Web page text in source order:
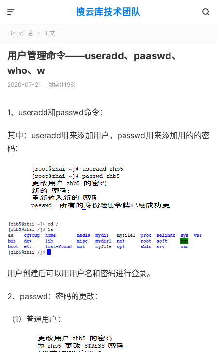
搜云库技术团队 

Linux汇总  正文
用户管理命令——useradd、paaswd、
who、w
2020-07-21 阅读(1196)
1、useradd和passwd命令：
其中：useradd用来添加用户，passwd用来添加用的的密
码：
用户创建后可以用用户名和密码进行登录。
2、passwd：密码的更改：
（1）普通用户：